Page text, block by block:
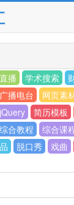
播 学术搜索
广播电台 网页素
jQuery 简历模板
综合教程 综合课
脱口秀 戏曲